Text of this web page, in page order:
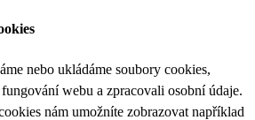
nebo ukládáme soubory cookies,
webu a zpracovali osobní údaje.
nám umožníte zobrazovat například